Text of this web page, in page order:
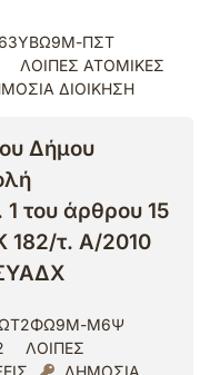
ΠΣΤ
ΛΟΙΠΕΣ ΑΤΟΜΙΚΕΣ
ΔΙΟΙΚΗΣΗ
Δήμου
του άρθρου 15
182/τ. Α/2010
Μ6Ψ
ΛΟΙΠΕΣ
ΔΗΜΟΣΙΑ